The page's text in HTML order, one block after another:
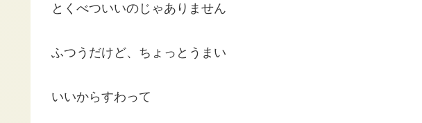
とくべついいのじゃありません
ふつうだけど、ちょっとうまい
いいからすわって